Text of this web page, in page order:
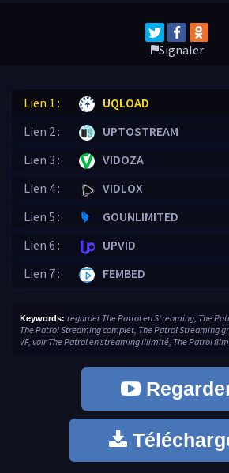
Signaler
Lien 1 :
UQLOAD
Lien 2 :
UPTOSTREAM
Lien 3 :
VIDOZA
Lien 4 :
VIDLOX
Lien 5 :
GOUNLIMITED
Lien 6 :
UPVID
Lien 7 :
FEMBED
Keywords: regarder The Patrol en Streaming, The
The Patrol Streaming complet, The Patrol Streaming
VF, voir The Patrol en streaming illimité, The Patrol